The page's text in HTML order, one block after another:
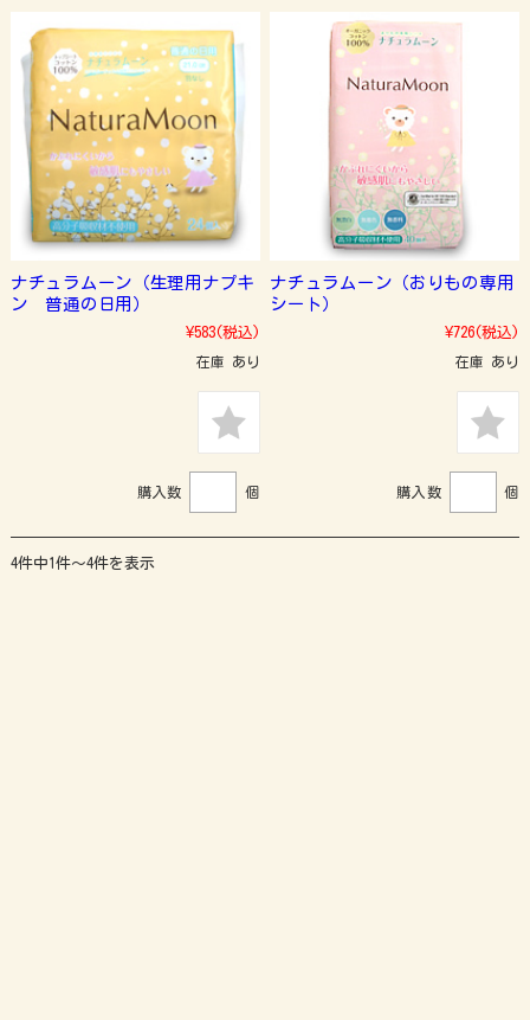
ナチュラムーン（生理用ナプキ
ン 普通の日用）
¥583(税込)
在庫 あり
購入数 個
ナチュラムーン（おりもの専用
シート）
¥726(税込)
在庫 あり
購入数 個
4件中1件～4件を表示